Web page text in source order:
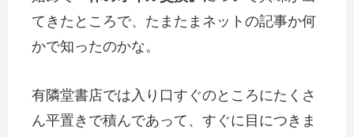
てきたところで、たまたまネットの記事か何
かで知ったのかな。
有隣堂書店では入り口すぐのところにたくさ
ん平置きで積んであって、すぐに目につきま